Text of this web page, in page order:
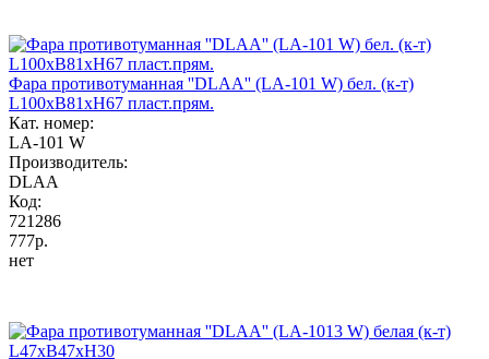
Фара противотуманная ''DLAA'' (LA-101 W) бел. (к-т)
L100хВ81хH67 пласт.прям.
Кат. номер:
LA-101 W
Производитель:
DLAA
Код:
721286
777р.
нет